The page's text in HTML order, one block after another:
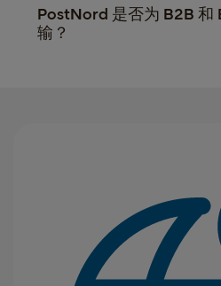
PostNord 是否为 B2B 和
输？